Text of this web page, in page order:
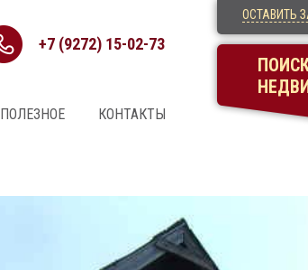
+7 (9272) 15-02-73
ПОЛЕЗНОЕ КОНТАКТЫ
ОСТАВИТЬ